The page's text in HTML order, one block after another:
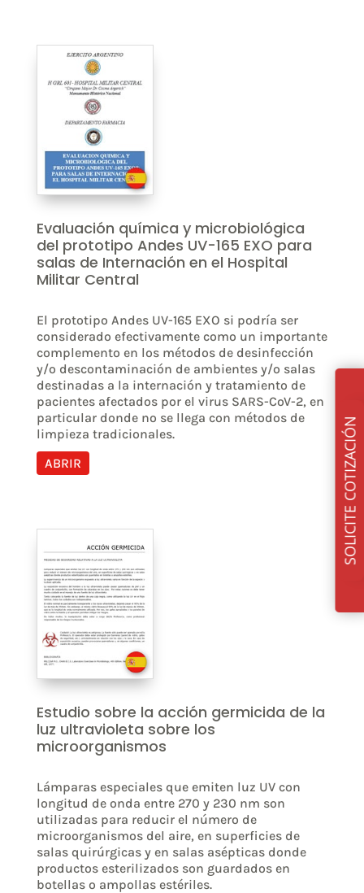
Evaluación química y microbiológica
del prototipo Andes UV-165 EXO para
salas de Internación en el Hospital
Militar Central
El prototipo Andes UV-165 EXO si podría ser
considerado efectivamente como un importante
complemento en los métodos de desinfección
y/o descontaminación de ambientes y/o salas
destinadas a la internación y tratamiento de
pacientes afectados por el virus SARS-CoV-2, en
particular donde no se llega con métodos de
limpieza tradicionales.
ABRIR
Estudio sobre la acción germicida de la
luz ultravioleta sobre los
microorganismos
Lámparas especiales que emiten luz UV con
longitud de onda entre 270 y 230 nm son
utilizadas para reducir el número de
microorganismos del aire, en superficies de
salas quirúrgicas y en salas asépticas donde
productos esterilizados son guardados en
botellas o ampollas estériles.
SOLICITE COTIZACIÓN